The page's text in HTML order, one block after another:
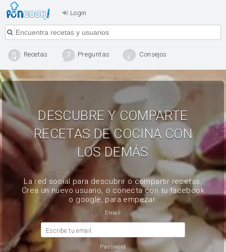
Login
Recetas Preguntas Consejos
DESCUBRE Y COMPARTE
RECETAS DE COCINA CON
LOS DEMÁS
La red social para descubrir o compartir recetas.
Crea un nuevo usuario, o conecta con tu facebook
o google, para empezar.
Email
Escribe tu email
Password